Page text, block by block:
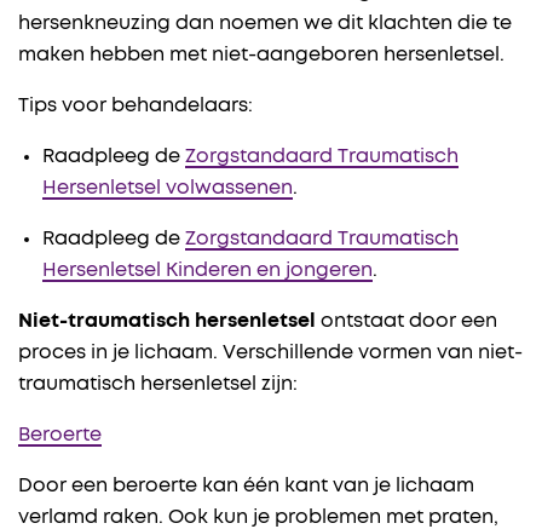
hersenkneuzing dan noemen we dit klachten die te
maken hebben met niet-aangeboren hersenletsel.
Tips voor behandelaars:
Raadpleeg de Zorgstandaard Traumatisch
Hersenletsel volwassenen.
Raadpleeg de Zorgstandaard Traumatisch
Hersenletsel Kinderen en jongeren.
Niet-traumatisch hersenletsel ontstaat door een
proces in je lichaam. Verschillende vormen van niet-
traumatisch hersenletsel zijn:
Beroerte
Door een beroerte kan één kant van je lichaam
verlamd raken. Ook kun je problemen met praten,